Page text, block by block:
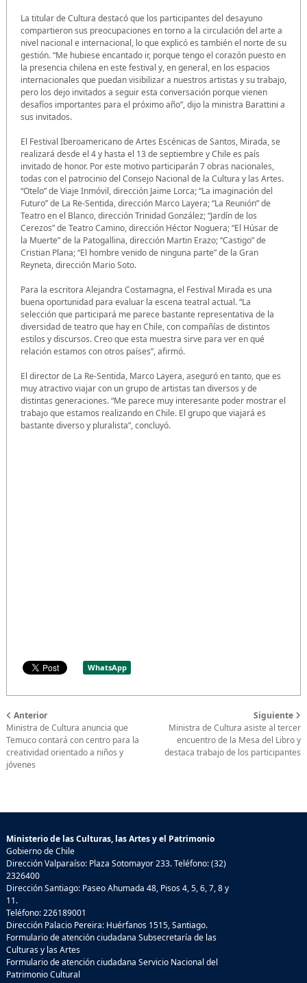
La titular de Cultura destacó que los participantes del desayuno
compartieron sus preocupaciones en torno a la circulación del arte a
nivel nacional e internacional, lo que explicó es también el norte de su
gestión. “Me hubiese encantado ir, porque tengo el corazón puesto en
la presencia chilena en este festival y, en general, en los espacios
internacionales que puedan visibilizar a nuestros artistas y su trabajo,
pero los dejo invitados a seguir esta conversación porque vienen
desafíos importantes para el próximo año”, dijo la ministra Barattini a
sus invitados.
El Festival Iberoamericano de Artes Escénicas de Santos, Mirada, se
realizará desde el 4 y hasta el 13 de septiembre y Chile es país
invitado de honor. Por este motivo participarán 7 obras nacionales,
todas con el patrocinio del Consejo Nacional de la Cultura y las Artes.
“Otelo” de Viaje Inmóvil, dirección Jaime Lorca; “La imaginación del
Futuro” de La Re-Sentida, dirección Marco Layera; “La Reunión” de
Teatro en el Blanco, dirección Trinidad González; “Jardín de los
Cerezos” de Teatro Camino, dirección Héctor Noguera; “El Húsar de
la Muerte” de la Patogallina, dirección Martin Erazo; “Castigo” de
Cristian Plana; “El hombre venido de ninguna parte” de la Gran
Reyneta, dirección Mario Soto.
Para la escritora Alejandra Costamagna, el Festival Mirada es una
buena oportunidad para evaluar la escena teatral actual. “La
selección que participará me parece bastante representativa de la
diversidad de teatro que hay en Chile, con compañías de distintos
estilos y discursos. Creo que esta muestra sirve para ver en qué
relación estamos con otros países”, afirmó.
El director de La Re-Sentida, Marco Layera, aseguró en tanto, que es
muy atractivo viajar con un grupo de artistas tan diversos y de
distintas generaciones. “Me parece muy interesante poder mostrar el
trabajo que estamos realizando en Chile. El grupo que viajará es
bastante diverso y pluralista”, concluyó.
WhatsApp
Anterior
Ministra de Cultura anuncia que
Temuco contará con centro para la
creatividad orientado a niños y
jóvenes
Siguiente
Ministra de Cultura asiste al tercer
encuentro de la Mesa del Libro y
destaca trabajo de los participantes
Ministerio de las Culturas, las Artes y el Patrimonio
Gobierno de Chile
Dirección Valparaíso: Plaza Sotomayor 233. Teléfono: (32)
2326400
Dirección Santiago: Paseo Ahumada 48, Pisos 4, 5, 6, 7, 8 y
11.
Teléfono: 226189001
Dirección Palacio Pereira: Huérfanos 1515, Santiago.
Formulario de atención ciudadana Subsecretaría de las
Culturas y las Artes
Formulario de atención ciudadana Servicio Nacional del
Patrimonio Cultural